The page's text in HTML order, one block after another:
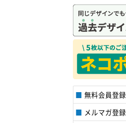
無料会員登録
メルマガ登録